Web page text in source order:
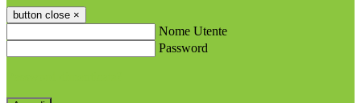
button close ×
Nome Utente
Password